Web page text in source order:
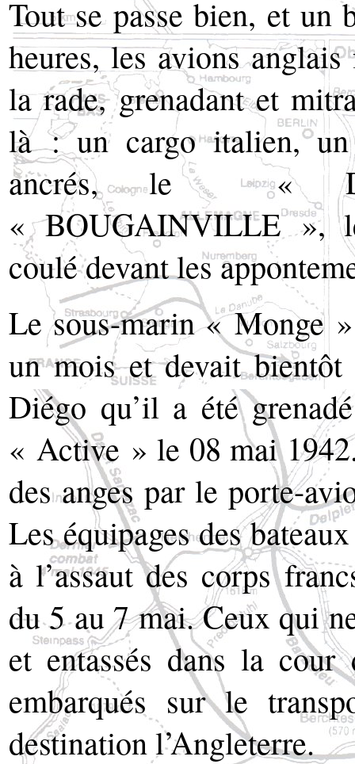
Tout se passe bien, et un
heures, les avions anglais
la rade, grenadant et
là : un cargo italien, un
ancrés, le «
« BOUGAINVILLE »,
coulé devant les
Le sous-marin « Monge
un mois et devait bientôt
Diégo qu’il a été
« Active » le 08 mai
des anges par le porte-
Les équipages des
à l’assaut des corps
du 5 au 7 mai. Ceux qui
et entassés dans la cour
embarqués sur le
destination l’Angleterre.